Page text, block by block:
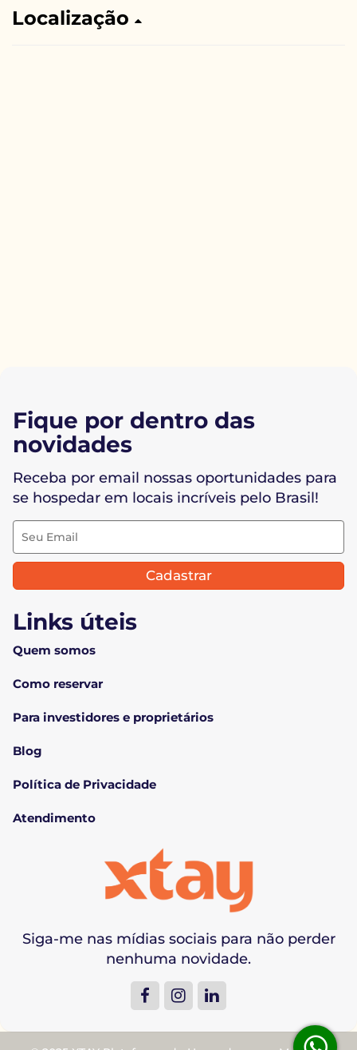
Localização
Siga-me nas mídias sociais para não perder
nenhuma novidade.
Links úteis
Quem somos
Como reservar
Para investidores e proprietários
Blog
Política de Privacidade
Atendimento
Fique por dentro das
novidades
Receba por email nossas oportunidades para
se hospedar em locais incríveis pelo Brasil!
Cadastrar